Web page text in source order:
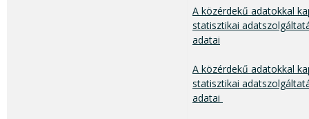
A közérdekű adatokkal
statisztikai
adatai
A közérdekű adatokkal
statisztikai
adatai